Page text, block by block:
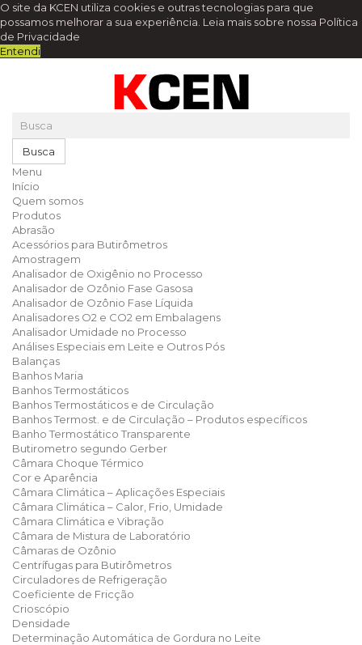
O site da KCEN utiliza cookies e outras tecnologias para que
possamos melhorar a sua experiência. Leia mais sobre nossa Política
de Privacidade
Entendi
Busca
Menu
Início
Quem somos
Produtos
Abrasão
Acessórios para Butirômetros
Amostragem
Analisador de Oxigênio no Processo
Analisador de Ozônio Fase Gasosa
Analisador de Ozônio Fase Líquida
Analisadores O2 e CO2 em Embalagens
Analisador Umidade no Processo
Análises Especiais em Leite e Outros Pós
Balanças
Banhos Maria
Banhos Termostáticos
Banhos Termostáticos e de Circulação
Banhos Termost. e de Circulação – Produtos específicos
Banho Termostático Transparente
Butirometro segundo Gerber
Câmara Choque Térmico
Cor e Aparência
Câmara Climática – Aplicações Especiais
Câmara Climática – Calor, Frio, Umidade
Câmara Climática e Vibração
Câmara de Mistura de Laboratório
Câmaras de Ozônio
Centrífugas para Butirômetros
Circuladores de Refrigeração
Coeficiente de Fricção
Crioscópio
Densidade
Determinação Automática de Gordura no Leite